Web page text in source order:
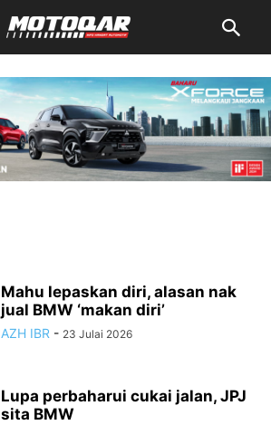
Mahu lepaskan diri, alasan nak
jual BMW ‘makan diri’
AZH IBR - 23 Julai 2026
Lupa perbaharui cukai jalan, JPJ
sita BMW